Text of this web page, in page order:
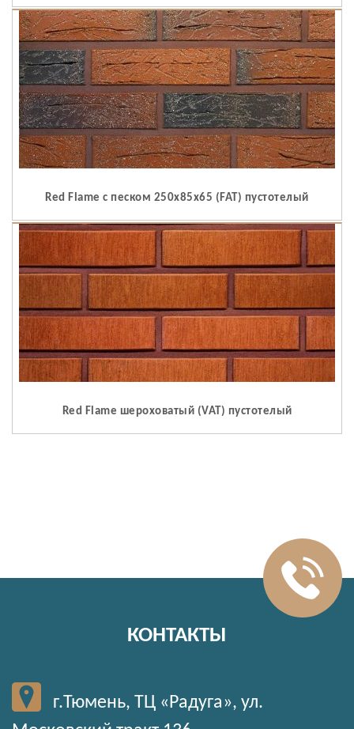
Red Flame c песком 250x85x65 (FAT) пустотелый
Red Flame шероховатый (VAT) пустотелый
КОНТАКТЫ
г.Тюмень, ТЦ «Радуга», ул.